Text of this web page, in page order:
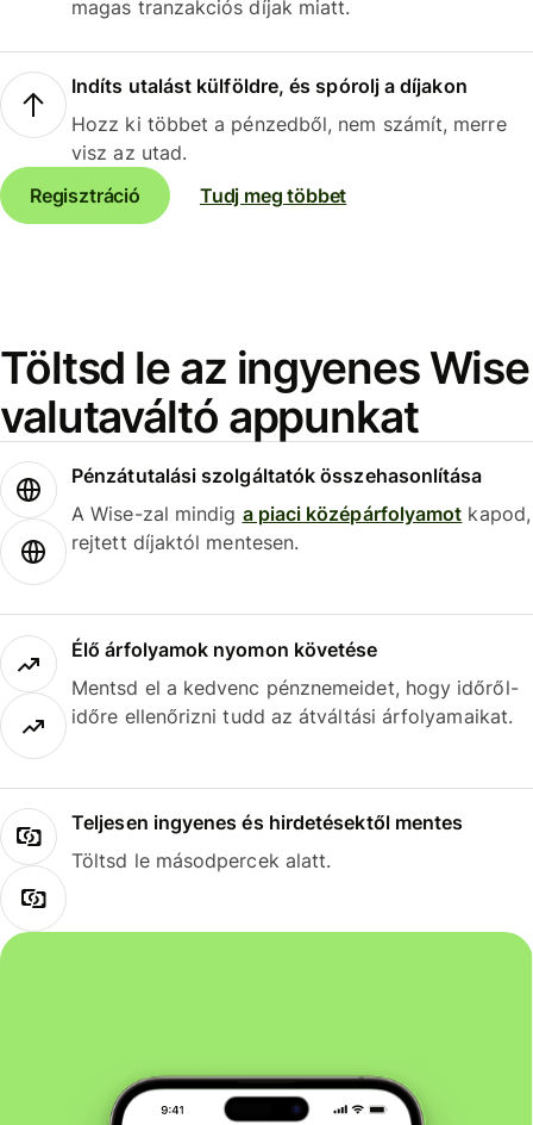
magas tranzakciós díjak miatt.
Indíts utalást külföldre, és spórolj a díjakon
Hozz ki többet a pénzedből, nem számít, merre
visz az utad.
Regisztráció
Tudj meg többet
Töltsd le az ingyenes Wise
valutaváltó appunkat
Pénzátutalási szolgáltatók összehasonlítása
A Wise-zal mindig a piaci középárfolyamot kapod,
rejtett díjaktól mentesen.
Élő árfolyamok nyomon követése
Mentsd el a kedvenc pénznemeidet, hogy időről-
időre ellenőrizni tudd az átváltási árfolyamaikat.
Teljesen ingyenes és hirdetésektől mentes
Töltsd le másodpercek alatt.